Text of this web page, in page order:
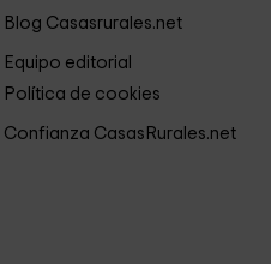
Blog Casasrurales.net
Equipo editorial
Política de cookies
Confianza CasasRurales.net